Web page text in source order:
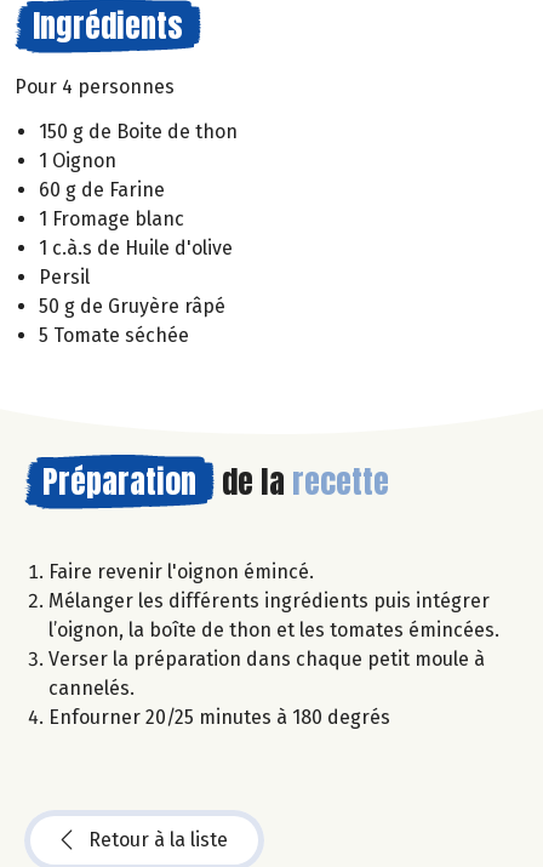
Ingrédients
Pour 4 personnes
150 g de Boite de thon
1 Oignon
60 g de Farine
1 Fromage blanc
1 c.à.s de Huile d'olive
Persil
50 g de Gruyère râpé
5 Tomate séchée
Préparation de la recette
Faire revenir l'oignon émincé.
Mélanger les différents ingrédients puis intégrer
l’oignon, la boîte de thon et les tomates émincées.
Verser la préparation dans chaque petit moule à
cannelés.
Enfourner 20/25 minutes à 180 degrés
Retour à la liste